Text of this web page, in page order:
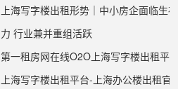
上海写字楼出租形势｜中小房企面临生存
力 行业兼并重组活跃
第一租房网在线O2O上海写字楼出租平台
上海写字楼出租平台-上海办公楼出租官方